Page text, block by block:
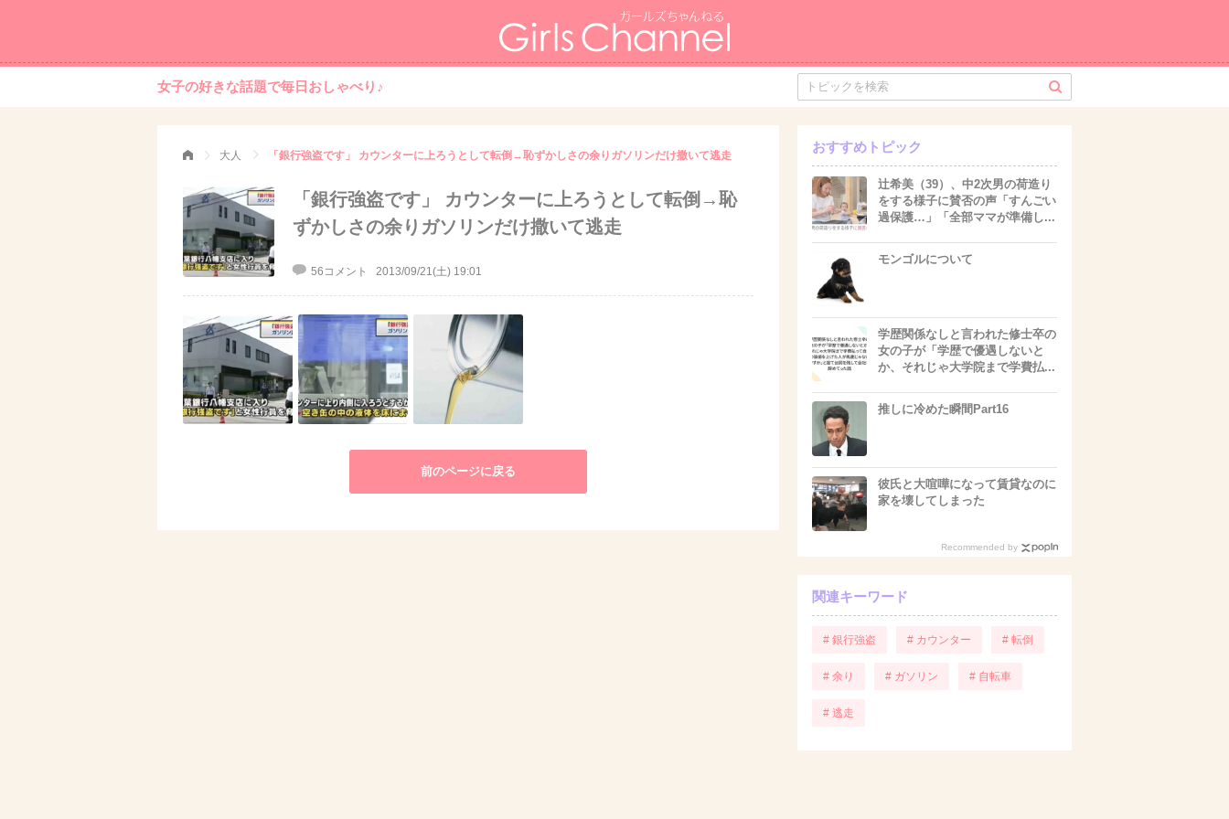
女子の好きな話題で毎日おしゃべり♪
大人 「銀行強盗です」 カウンターに上ろうとして転倒→恥ずかしさの余りガソリンだけ撒いて逃走
「銀行強盗です」 カウンターに上ろうとして転倒→恥
ずかしさの余りガソリンだけ撒いて逃走
56コメント 2013/09/21(土) 19:01
前のページに戻る
おすすめトピック
辻希美（39）、中2次男の荷造り
をする様子に賛否の声「すんごい
過保護…」「全部ママが準備し...
モンゴルについて
学歴関係なしと言われた修士卒の
女の子が「学歴で優遇しないと
か、それじゃ大学院まで学費払...
推しに冷めた瞬間Part16
彼氏と大喧嘩になって賃貸なのに
家を壊してしまった
Recommended by
関連キーワード
# 銀行強盗 # カウンター # 転倒
# 余り # ガソリン # 自転車
# 逃走